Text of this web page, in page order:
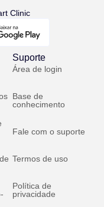
Clinic
Suporte
Área de login
Base de
conhecimento
Fale com o suporte
Termos de uso
Política de
privacidade